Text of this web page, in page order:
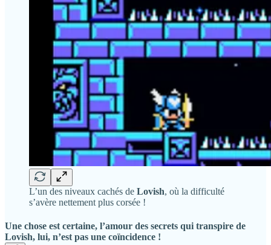
L’un des niveaux cachés de Lovish, où la difficulté
s’avère nettement plus corsée !
Une chose est certaine, l’amour des secrets qui transpire de
Lovish, lui, n’est pas une coïncidence !